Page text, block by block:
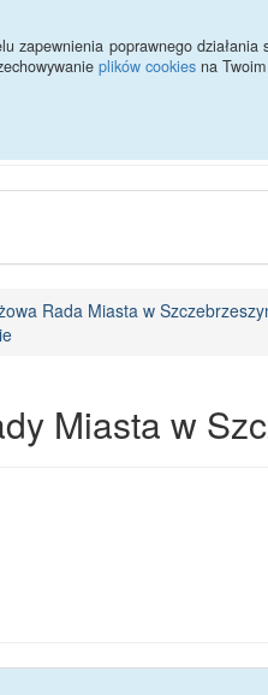
zapewnienia poprawnego
plików cookies na
Rada Miasta w
Miasta w